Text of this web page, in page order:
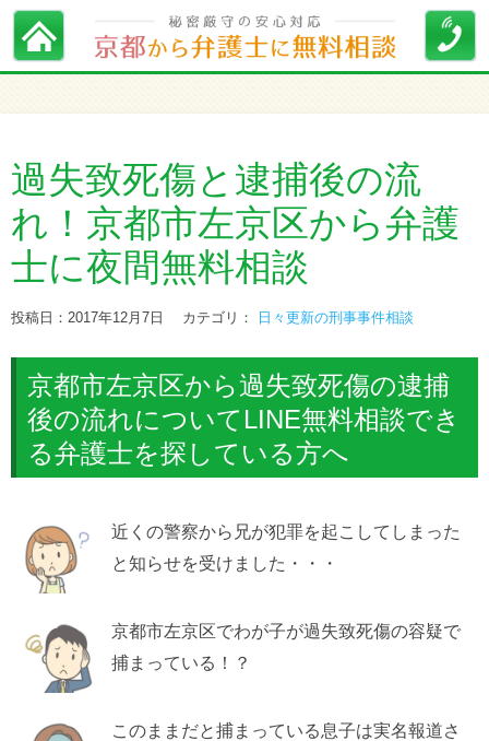
過失致死傷と逮捕後の流
れ！京都市左京区から弁護
士に夜間無料相談
投稿日：2017年12月7日 カテゴリ： 日々更新の刑事事件相談
京都市左京区から過失致死傷の逮捕
後の流れについてLINE無料相談でき
る弁護士を探している方へ
近くの警察から兄が犯罪を起こしてしまった
と知らせを受けました・・・
京都市左京区でわが子が過失致死傷の容疑で
捕まっている！？
このままだと捕まっている息子は実名報道さ